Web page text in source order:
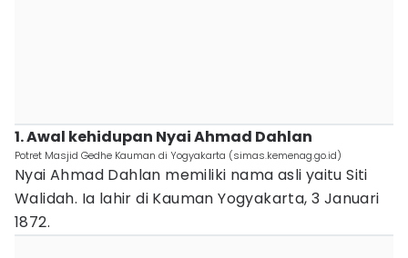
1. Awal kehidupan Nyai Ahmad Dahlan
Potret Masjid Gedhe Kauman di Yogyakarta (simas.kemenag.go.id)
Nyai Ahmad Dahlan memiliki nama asli yaitu Siti
Walidah. Ia lahir di Kauman Yogyakarta, 3 Januari
1872.